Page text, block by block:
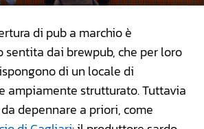
di pub a marchio è
sentita dai brewpub, che per loro
di un locale di
ampiamente strutturato. Tuttavia
depennare a priori, come